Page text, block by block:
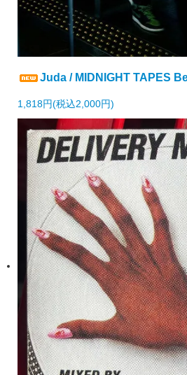
Juda / MIDNIGHT TAPES
1,818円(税込2,000円)